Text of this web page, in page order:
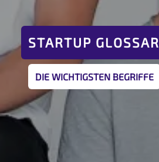
STARTUP GLOSSAR
DIE WICHTIGSTEN BEGRIFFE